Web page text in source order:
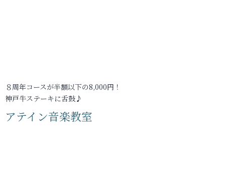
８周年コースが半額以下の8,000円！
神戸牛ステーキに舌鼓♪
アテイン音楽教室